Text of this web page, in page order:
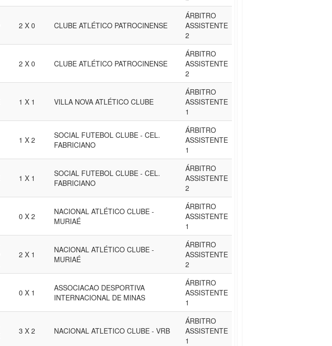
2 X 0 CLUBE ATLÉTICO PATROCINENSE
ÁRBITRO
ASSISTENTE
2
2 X 0 CLUBE ATLÉTICO PATROCINENSE
ÁRBITRO
ASSISTENTE
2
1 X 1 VILLA NOVA ATLÉTICO CLUBE
ÁRBITRO
ASSISTENTE
1
1 X 2
SOCIAL FUTEBOL CLUBE - CEL.
FABRICIANO
ÁRBITRO
ASSISTENTE
1
1 X 1
SOCIAL FUTEBOL CLUBE - CEL.
FABRICIANO
ÁRBITRO
ASSISTENTE
2
0 X 2
NACIONAL ATLÉTICO CLUBE -
MURIAÉ
ÁRBITRO
ASSISTENTE
1
2 X 1
NACIONAL ATLÉTICO CLUBE -
MURIAÉ
ÁRBITRO
ASSISTENTE
2
0 X 1
ASSOCIACAO DESPORTIVA
INTERNACIONAL DE MINAS
ÁRBITRO
ASSISTENTE
1
3 X 2 NACIONAL ATLETICO CLUBE - VRB
ÁRBITRO
ASSISTENTE
1